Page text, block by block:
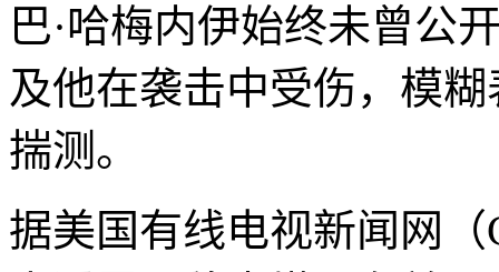
巴·哈梅内伊始终未曾公
及他在袭击中受伤，模
揣测。
据美国有线电视新闻网